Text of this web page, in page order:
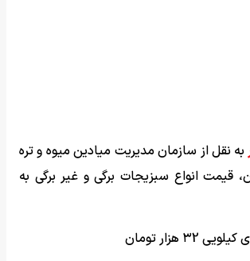
به نقل از سازمان مدیریت میادین میوه و تره
قیمت انواع سبزیجات برگی و غیر برگی به
هزار تومان